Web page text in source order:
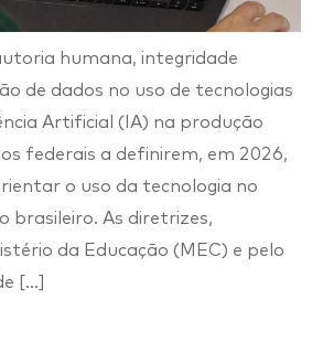
humana, integridade
de dados no uso de tecnologias
Artificial (IA) na produção
federais a definirem, em 2026,
o uso da tecnologia no
brasileiro. As diretrizes,
da Educação (MEC) e pelo
[…]